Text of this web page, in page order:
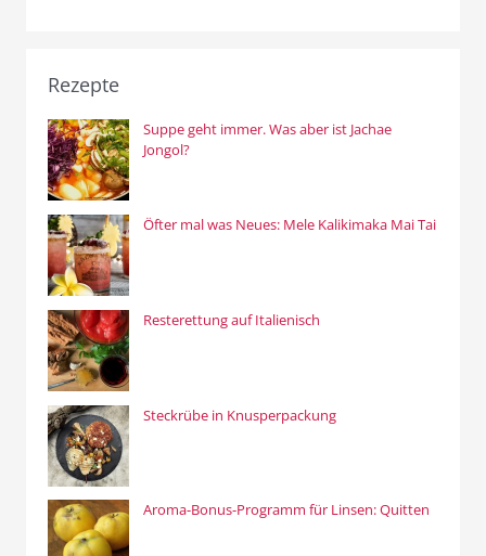
Rezepte
Suppe geht immer. Was aber ist Jachae
Jongol?
Öfter mal was Neues: Mele Kalikimaka Mai Tai
Resterettung auf Italienisch
Steckrübe in Knusperpackung
Aroma-Bonus-Programm für Linsen: Quitten